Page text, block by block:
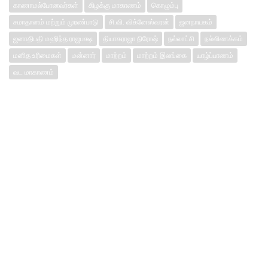
காணாமல்போனவர்கள்
கிழக்கு மாகாணம்
கொழும்பு
சமாதானம் மற்றும் முரண்பாடு
சி.வி. விக்னேஸ்வரன்
ஜனநாயகம்
ஜனாதிபதி மஹிந்த ராஜபக்ஷ
தியாகராஜா நிரோஷ் நல்லாட்சி
நல்லிணக்கம்
மனித உரிமைகள்
மன்னார் மாற்றம் மாற்றம் இலங்கை
யாழ்ப்பாணம்
வட மாகாணம்